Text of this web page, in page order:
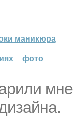
маникюра
фото
мне